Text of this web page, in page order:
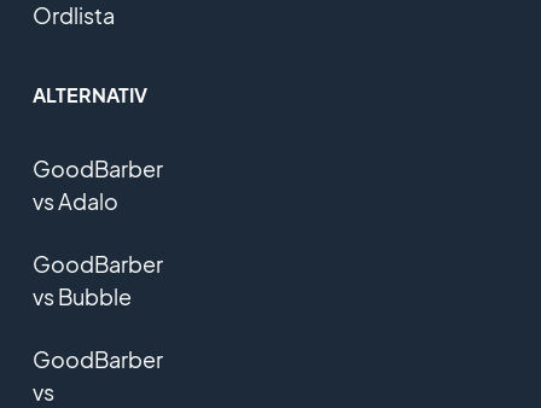
Ordlista
ALTERNATIV
GoodBarber
vs Adalo
GoodBarber
vs Bubble
GoodBarber
vs